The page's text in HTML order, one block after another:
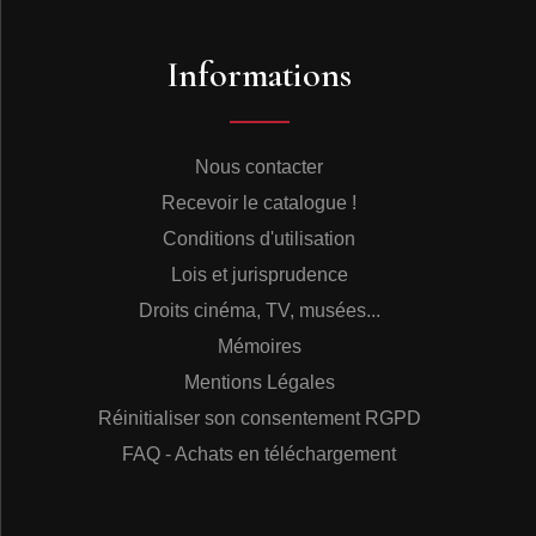
Informations
Nous contacter
Recevoir le catalogue !
Conditions d'utilisation
Lois et jurisprudence
Droits cinéma, TV, musées...
Mémoires
Mentions Légales
Réinitialiser son consentement RGPD
FAQ - Achats en téléchargement